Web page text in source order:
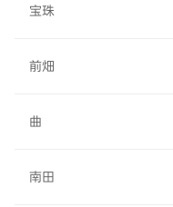
宝珠
前畑
曲
南田